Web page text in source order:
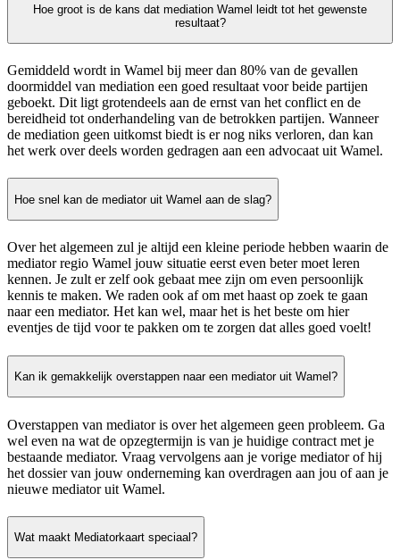
Hoe groot is de kans dat mediation Wamel leidt tot het gewenste
resultaat?
Gemiddeld wordt in Wamel bij meer dan 80% van de gevallen
doormiddel van mediation een goed resultaat voor beide partijen
geboekt. Dit ligt grotendeels aan de ernst van het conflict en de
bereidheid tot onderhandeling van de betrokken partijen. Wanneer
de mediation geen uitkomst biedt is er nog niks verloren, dan kan
het werk over deels worden gedragen aan een advocaat uit Wamel.
Hoe snel kan de mediator uit Wamel aan de slag?
Over het algemeen zul je altijd een kleine periode hebben waarin de
mediator regio Wamel jouw situatie eerst even beter moet leren
kennen. Je zult er zelf ook gebaat mee zijn om even persoonlijk
kennis te maken. We raden ook af om met haast op zoek te gaan
naar een mediator. Het kan wel, maar het is het beste om hier
eventjes de tijd voor te pakken om te zorgen dat alles goed voelt!
Kan ik gemakkelijk overstappen naar een mediator uit Wamel?
Overstappen van mediator is over het algemeen geen probleem. Ga
wel even na wat de opzegtermijn is van je huidige contract met je
bestaande mediator. Vraag vervolgens aan je vorige mediator of hij
het dossier van jouw onderneming kan overdragen aan jou of aan je
nieuwe mediator uit Wamel.
Wat maakt Mediatorkaart speciaal?